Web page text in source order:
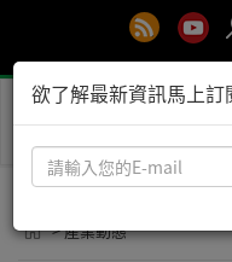
> 產業動態
欲了解最新資訊馬上訂
請
輸
您